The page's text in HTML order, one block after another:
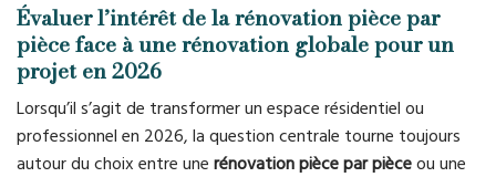
Évaluer l’intérêt de la rénovation pièce par
pièce face à une rénovation globale pour un
projet en 2026
Lorsqu’il s’agit de transformer un espace résidentiel ou
professionnel en 2026, la question centrale tourne toujours
autour du choix entre une rénovation pièce par pièceou une